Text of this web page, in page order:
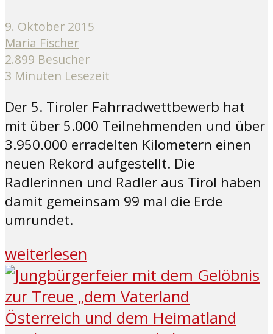
9. Oktober 2015
Maria Fischer
2.899 Besucher
3 Minuten Lesezeit
Der 5. Tiroler Fahrradwettbewerb hat
mit über 5.000 Teilnehmenden und über
3.950.000 erradelten Kilometern einen
neuen Rekord aufgestellt. Die
Radlerinnen und Radler aus Tirol haben
damit gemeinsam 99 mal die Erde
umrundet.
weiterlesen